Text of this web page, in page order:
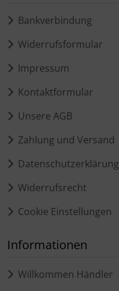
Bankverbindung
Widerrufsformular
Impressum
Kontaktformular
Unsere AGB
Zahlung und Versand
Datenschutzerklärung
Widerrufsrecht
Cookie Einstellungen
Informationen
Willkommen Händler